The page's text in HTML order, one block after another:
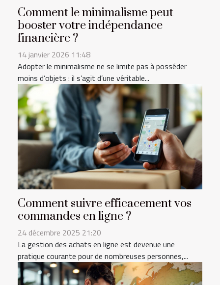
Comment le minimalisme peut
booster votre indépendance
financière ?
14 janvier 2026 11:48
Adopter le minimalisme ne se limite pas à posséder
moins d’objets : il s’agit d’une véritable...
Comment suivre efficacement vos
commandes en ligne ?
24 décembre 2025 21:20
La gestion des achats en ligne est devenue une
pratique courante pour de nombreuses personnes,...